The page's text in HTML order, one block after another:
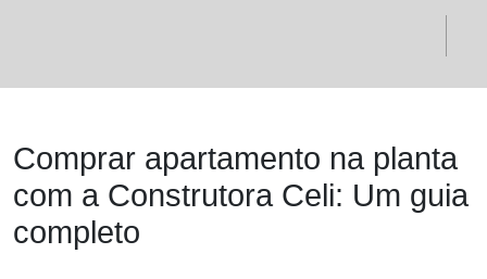
Comprar apartamento na planta
com a Construtora Celi: Um guia
completo